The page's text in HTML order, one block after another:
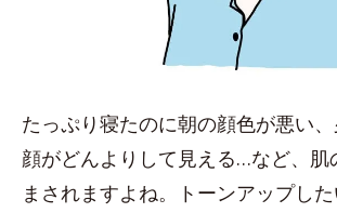
たっぷり寝たのに朝の顔色が悪い
顔がどんよりして見える…など、肌
まされますよね。トーンアップし